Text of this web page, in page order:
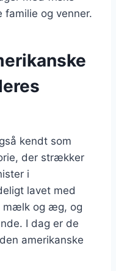
og venner.
kendt som
der strækker
i
lavet med
mælk og æg, og
I dag er de
amerikanske